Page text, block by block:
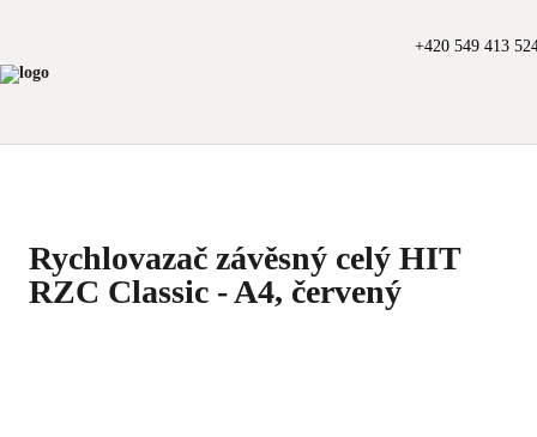
+420 549 413
Rychlovazač závěsný celý HIT
RZC Classic - A4, červený